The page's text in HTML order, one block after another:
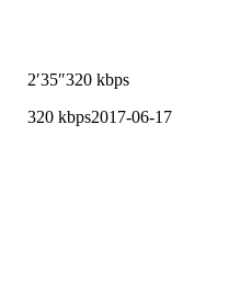
2′35″320 kbps
320 kbps2017-06-17